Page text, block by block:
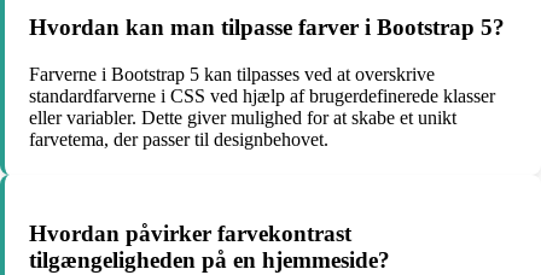
Hvordan kan man tilpasse farver i Bootstrap 5?
Farverne i Bootstrap 5 kan tilpasses ved at overskrive
standardfarverne i CSS ved hjælp af brugerdefinerede klasser
eller variabler. Dette giver mulighed for at skabe et unikt
farvetema, der passer til designbehovet.
Hvordan påvirker farvekontrast
tilgængeligheden på en hjemmeside?